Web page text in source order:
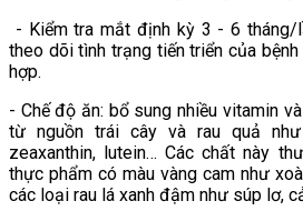
- Kiểm tra mắt định kỳ 3 - 6 tháng/
theo dõi tình trạng tiến triển của
hợp.
- Chế độ ăn: bổ sung nhiều vitamin
từ nguồn trái cây và rau quả
zeaxanthin, lutein… Các chất này
thực phẩm có màu vàng cam như
các loại rau lá xanh đậm như súp lơ,